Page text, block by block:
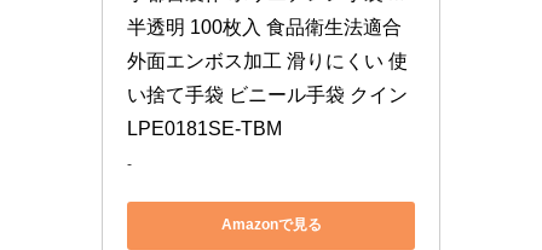
半透明 100枚入 食品衛生法適合
外面エンボス加工 滑りにくい 使
い捨て手袋 ビニール手袋 クイン
LPE0181SE-TBM
-
Amazonで見る